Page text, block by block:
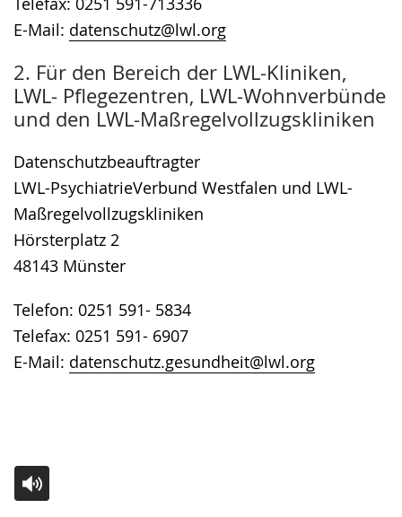
E-Mail: datenschutz@lwl.org
2. Für den Bereich der LWL-Kliniken,
LWL- Pflegezentren, LWL-Wohnverbünde
und den LWL-Maßregelvollzugskliniken
Datenschutzbeauftragter
LWL-PsychiatrieVerbund Westfalen und LWL-
Maßregelvollzugskliniken
Hörsterplatz 2
48143 Münster
Telefon: 0251 591- 5834
Telefax: 0251 591- 6907
E-Mail: datenschutz.gesundheit@lwl.org